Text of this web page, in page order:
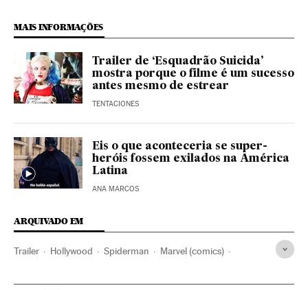
MAIS INFORMAÇÕES
Trailer de ‘Esquadrão Suicida’
mostra porque o filme é um sucesso
antes mesmo de estrear
TENTACIONES
Eis o que aconteceria se super-
heróis fossem exilados na América
Latina
ANA MARCOS
ARQUIVADO EM
Trailer Hollywood Spiderman Marvel (comics)